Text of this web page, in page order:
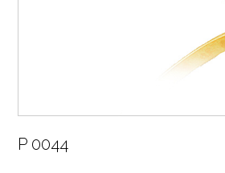
P 0044